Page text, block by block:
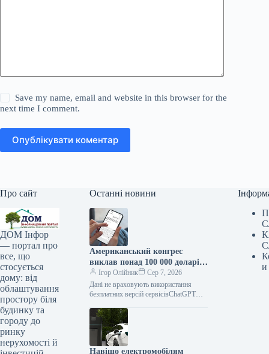
Save my name, email and website in this browser for the
next time I comment.
Опублікувати коментар
Про сайт
ДОМ Інфор
— портал про
все, що
стосується
дому: від
облаштування
простору біля
будинку та
городу до
ринку
нерухомості й
Останні новини
Американський конгрес
виклав понад 100 000 доларів
на ChatGPT.
Ігор Олійник
Сер 7, 2026
Дані не враховують використання
безплатних версій сервісівChatGPT
інструменту штучного інтелекту в
американському Конгресі. На
розробку
Навіщо електромобілям
и